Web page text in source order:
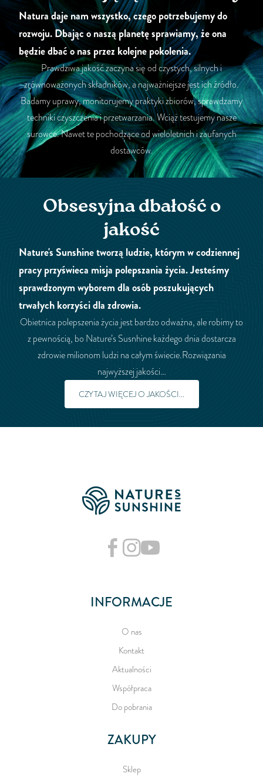
Natura daje nam wszystko, czego potrzebujemy do
rozwoju. Dbając o naszą planetę sprawiamy, że ona
będzie dbać o nas przez kolejne pokolenia.
Prawdziwa jakość zaczyna się od czystych, silnych i
zrównoważonych składników, a najważniejsze jest ich źródło.
Badamy uprawy, monitorujemy praktyki zbiorów, sprawdzamy
techniki czyszczenia i przetwarzania. Wciąż testujemy nasze
surowce. Nawet te pochodzące od wieloletnich i zaufanych
dostawców.
Obsesyjna dbałość o
jakość
Nature's Sunshine tworzą ludzie, którym w codziennej
pracy przyświeca misja polepszania życia. Jesteśmy
sprawdzonym wyborem dla osób poszukujących
trwałych korzyści dla zdrowia.
Obietnica polepszenia życia jest bardzo odważna, ale robimy to
z pewnością, bo Nature’s Susnhine każdego dnia dostarcza
zdrowie milionom ludzi na całym świecie.Rozwiązania
najwyższej jakości…
CZYTAJ WIĘCEJ O JAKOŚCI...
INFORMACJE
O nas
Kontakt
Aktualności
Współpraca
Do pobrania
ZAKUPY
Sklep